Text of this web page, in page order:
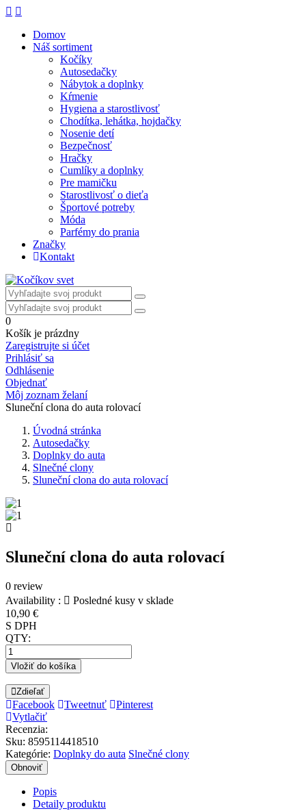
Domov
Náš sortiment
Kočíky
Autosedačky
Nábytok a doplnky
Kŕmenie
Hygiena a starostlivosť
Chodítka, lehátka, hojdačky
Nosenie detí
Bezpečnosť
Hračky
Cumlíky a doplnky
Pre mamičku
Starostlivosť o dieťa
Športové potreby
Móda
Parfémy do prania
Značky
Kontakt
0
Košík je prázdny
Zaregistrujte si účet
Prihlásiť sa
Odhlásenie
Objednať
Môj zoznam želaní
Sluneční clona do auta rolovací
Úvodná stránka
Autosedačky
Doplnky do auta
Slnečné clony
Sluneční clona do auta rolovací
Sluneční clona do auta rolovací
0 review
Availability :  Posledné kusy v sklade
10,90 €
S DPH
QTY:
Vložiť do košíka
Zdieľať
Facebook Tweetnuť
Pinterest
Vytlačiť
Recenzia:
Sku: 8595114418510
Kategórie: Doplnky do auta Slnečné clony
Popis
Detaily produktu